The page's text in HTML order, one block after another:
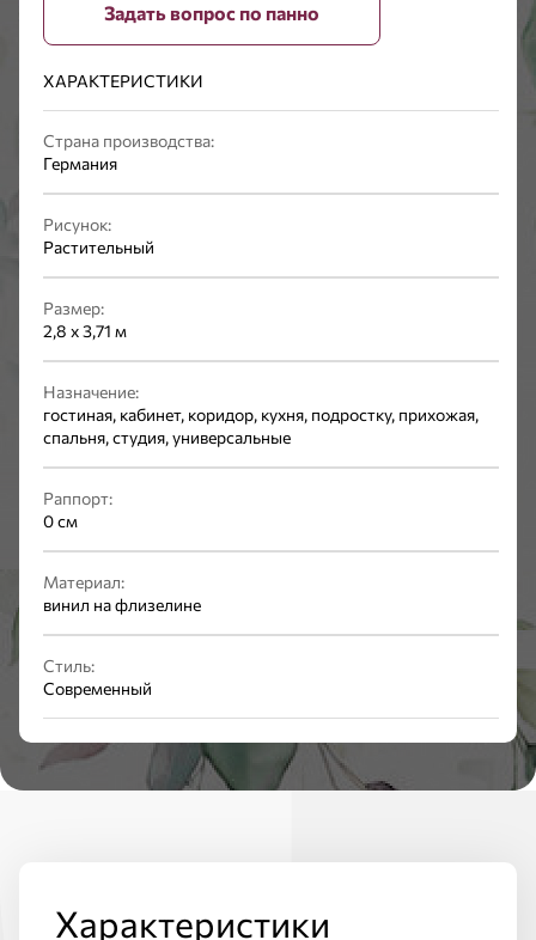
Задать вопрос по панно
ХАРАКТЕРИСТИКИ
Страна производства:
Германия
Рисунок:
Растительный
Размер:
2,8 х 3,71 м
Назначение:
гостиная, кабинет, коридор, кухня, подростку, прихожая,
спальня, студия, универсальные
Раппорт:
0 см
Материал:
винил на флизелине
Стиль:
Современный
Характеристики